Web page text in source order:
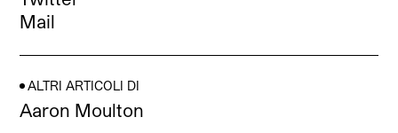
Mail
ALTRI ARTICOLI DI
Aaron Moulton